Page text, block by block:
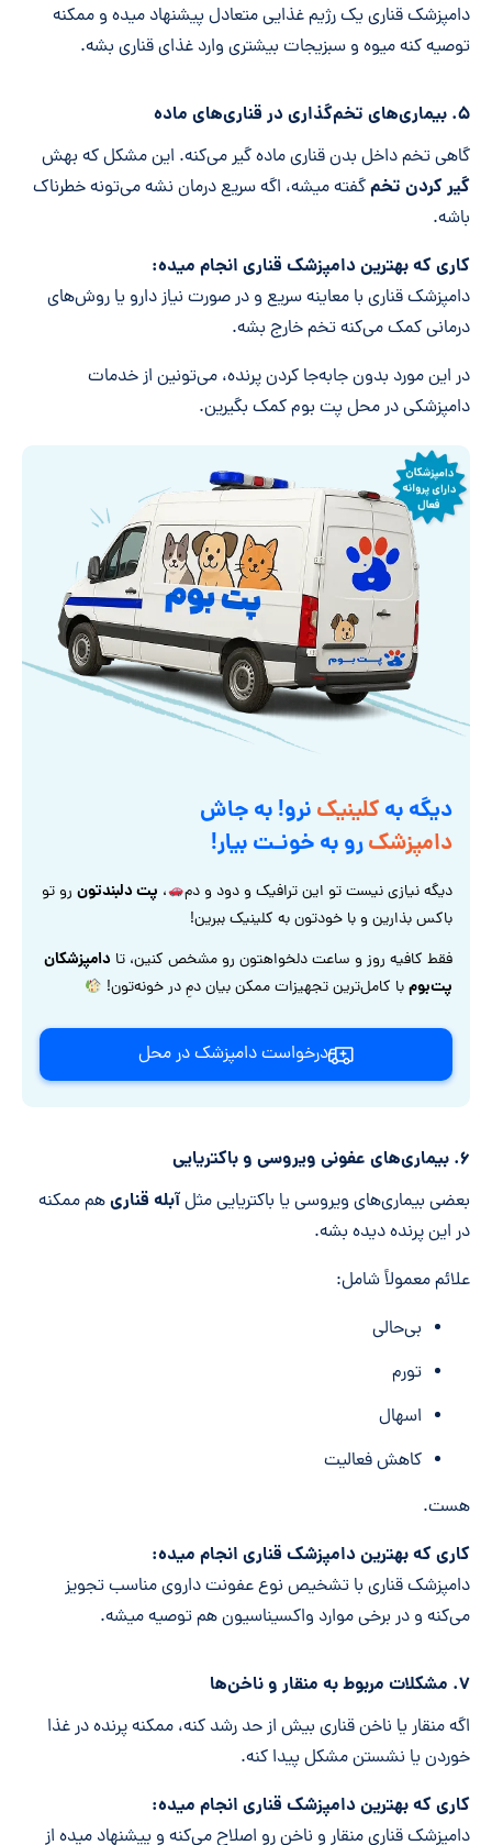
دامپزشک قناری یک رژیم غذایی متعادل پیشنهاد میده و ممکنه
توصیه کنه میوه و سبزیجات بیشتری وارد غذای قناری بشه.
۵. بیماری‌های تخم‌گذاری در قناری‌های ماده
گاهی تخم داخل بدن قناری ماده گیر می‌کنه. این مشکل که بهش
گیر کردن تخمگفته میشه، اگه سریع درمان نشه می‌تونه خطرناک
باشه.
کاری که بهترین دامپزشک قناری انجام میده:
دامپزشک قناری با معاینه سریع و در صورت نیاز دارو یا روش‌های
درمانی کمک می‌کنه تخم خارج بشه.
در این مورد بدون جابه‌جا کردن پرنده، می‌تونین از خدمات
دامپزشکی در محل پت بوم کمک بگیرین.
دیگه بهکلینیکنرو! به جاش
دامپزشکرو به خونـت بیار!
دیگه نیازی نیست تو این ترافیک و دود و دم ، پت دلبندتونرو تو
باکس بذارین و با خودتون به کلینیک ببرین!
فقط کافیه روز و ساعت دلخواهتون رو مشخص کنین، تا دامپزشکان
پت‌بومبا کامل‌ترین تجهیزات ممکن بیان دمِ در خونه‌تون!
درخواست دامپزشک در محل
۶. بیماری‌های عفونی ویروسی و باکتریایی
بعضی بیماری‌های ویروسی یا باکتریایی مثلآبله قناریهم ممکنه
در این پرنده دیده بشه.
علائم معمولاً شامل:
بی‌حالی
تورم
اسهال
کاهش فعالیت
هست.
کاری که بهترین دامپزشک قناری انجام میده:
دامپزشک قناری با تشخیص نوع عفونت داروی مناسب تجویز
می‌کنه و در برخی موارد واکسیناسیون هم توصیه میشه.
۷. مشکلات مربوط به منقار و ناخن‌ها
اگه منقار یا ناخن قناری بیش از حد رشد کنه، ممکنه پرنده در غذا
خوردن یا نشستن مشکل پیدا کنه.
کاری که بهترین دامپزشک قناری انجام میده:
دامپزشک قناری منقار و ناخن رو اصلاح می‌کنه و پیشنهاد میده از